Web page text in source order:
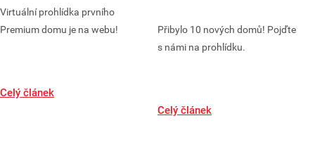
Virtuální prohlídka prvního
Premium domu je na webu!
Celý článek
Přibylo 10 nových domů! Pojďte
s námi na prohlídku.
Celý článek